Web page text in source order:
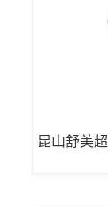
昆山舒美